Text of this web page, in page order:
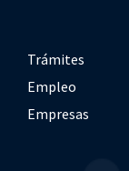
Trámites
Empleo
Empresas